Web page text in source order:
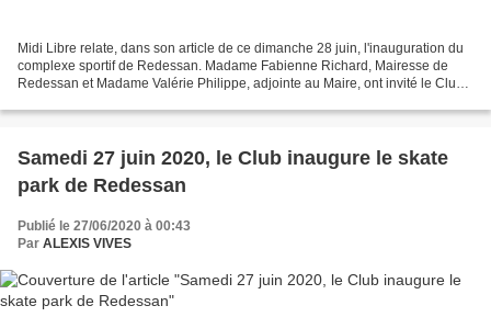
Midi Libre relate, dans son article de ce dimanche 28 juin, l'inauguration du
complexe sportif de Redessan. Madame Fabienne Richard, Mairesse de
Redessan et Madame Valérie Philippe, adjointe au Maire, ont invité le Club
Samedi 27 juin 2020, le Club inaugure le skate
park de Redessan
Publié le 27/06/2020 à 00:43
Par ALEXIS VIVES